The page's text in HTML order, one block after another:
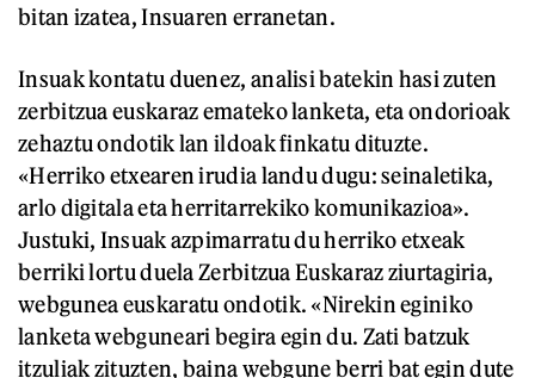
bitan izatea, Insuaren erranetan.
Insuak kontatu duenez, analisi batekin hasi zuten
zerbitzua euskaraz emateko lanketa, eta ondorioak
zehaztu ondotik lan ildoak finkatu dituzte.
«Herriko etxearen irudia landu dugu: seinaletika,
arlo digitala eta herritarrekiko komunikazioa».
Justuki, Insuak azpimarratu du herriko etxeak
berriki lortu duela Zerbitzua Euskarazziurtagiria,
webgunea euskaratu ondotik. «Nirekin eginiko
lanketa webguneari begira egin du. Zati batzuk
itzuliak zituzten, baina webgune berri bat egin dute